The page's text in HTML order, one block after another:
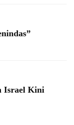
Israel Kini